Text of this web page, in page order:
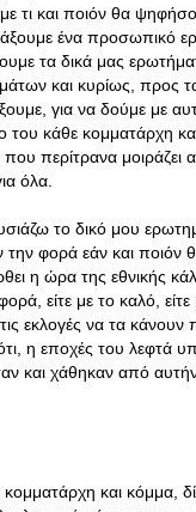
τι και ποιόν θα
ένα προσωπικό
τα δικά μας
και κυρίως, προς
για να δούμε με
κάθε κομματάρχη
περίτρανα μοιράζει
όλα.
το δικό μου
την φορά εάν και ποιόν
η ώρα της εθνικής
είτε με το καλό,
εκλογές να τα κάνουν
η εποχές του λεφτά
και χάθηκαν από
και κόμμα,